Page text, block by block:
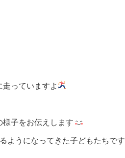
っていますよ
子をお伝えします
ようになってきた子どもたちです